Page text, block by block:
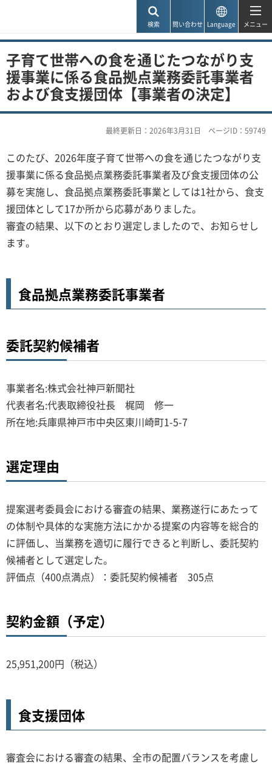
検索 問い合わせ Language メニュー
子育て世帯への食を通じたつながり支
援事業に係る食品拠点業務委託事業者
および食支援団体【事業者の決定】
最終更新日：2026年3月31日 ページID：59749
このたび、2026年度子育て世帯への食を通じたつながり支
援事業に係る食品拠点業務委託事業者及び食支援団体の公
募を実施し、食品拠点業務委託事業としては1社から、食支
援団体として17か所から応募がありました。
審査の結果、以下のとおり選定しましたので、お知らせし
ます。
食品拠点業務委託事業者
委託契約候補者
事業者名:株式会社神戸新聞社
代表者名:代表取締役社長 梶岡 修一
所在地:兵庫県神戸市中央区東川崎町1-5-7
選定理由
提案選考委員会における審査の結果、業務遂行にあたって
の体制や具体的な実施方法にかかる提案の内容等を総合的
に評価し、当業務を適切に履行できると判断し、委託契約
候補者として選定した。
評価点（400点満点）：委託契約候補者 305点
契約金額（予定）
25,951,200円（税込）
食支援団体
審査会における審査の結果、全市の配置バランスを考慮し